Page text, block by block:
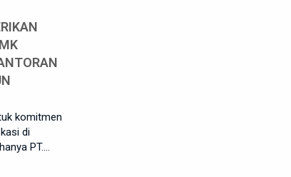
komitmen
di
PT.…